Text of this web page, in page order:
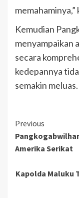
memahaminya,”
Kemudian
menyampaikan
secara
kedepannya
semakin
Previous
Amerika Serikat
Kapolda Maluku